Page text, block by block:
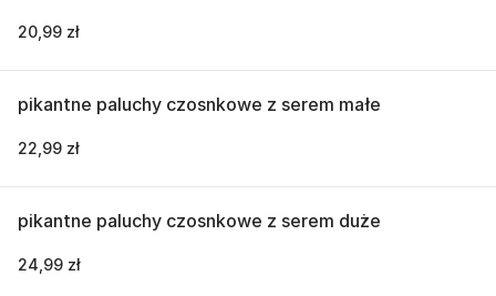
20,99 zł
pikantne paluchy czosnkowe z serem małe
22,99 zł
pikantne paluchy czosnkowe z serem duże
24,99 zł